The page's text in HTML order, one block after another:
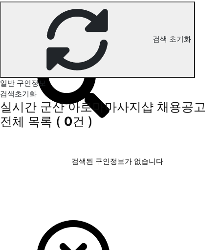
군산 아로마마사지 구인정보 검색 초기화
일반 구인정보
검색초기화
실시간 군산 아로마마사지샵 채용공고
전체 목록 ( 0건 )
검색된 구인정보가 없습니다